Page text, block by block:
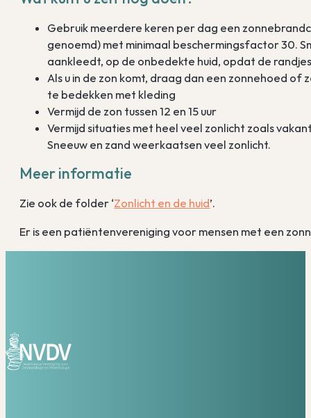
Gebruik meerdere keren per dag een
genoemd) met minimaal beschermingsfactor 30.
aankleedt, op de onbedekte huid, opdat de
Als u in de zon komt, draag dan een zonnehoed of
te bedekken met kleding
Vermijd de zon tussen 12 en 15 uur
Vermijd situaties met heel veel zonlicht zoals
Sneeuw en zand weerkaatsen veel zonlicht.
Meer informatie
Zie ook de folder ‘Zonlicht en de huid’.
Er is een patiëntenvereniging voor mensen met een